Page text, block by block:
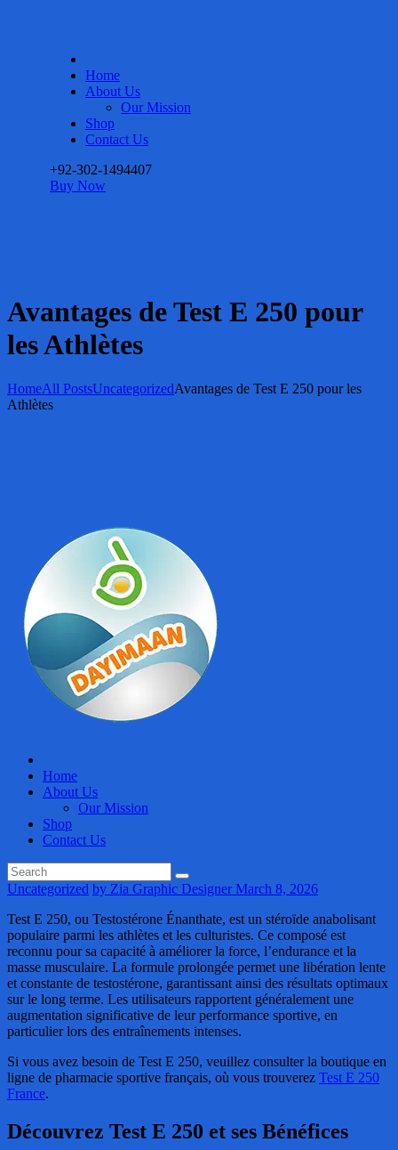
Home
About Us
Our Mission
Shop
Contact Us
+92-302-1494407
Buy Now
Avantages de Test E 250 pour
les Athlètes
HomeAll PostsUncategorizedAvantages de Test E 250 pour les
Athlètes
Home
About Us
Our Mission
Shop
Contact Us
Uncategorized by Zia Graphic Designer March 8, 2026
Test E 250, ou Testostérone Énanthate, est un stéroïde anabolisant
populaire parmi les athlètes et les culturistes. Ce composé est
reconnu pour sa capacité à améliorer la force, l’endurance et la
masse musculaire. La formule prolongée permet une libération lente
et constante de testostérone, garantissant ainsi des résultats optimaux
sur le long terme. Les utilisateurs rapportent généralement une
augmentation significative de leur performance sportive, en
particulier lors des entraînements intenses.
Si vous avez besoin de Test E 250, veuillez consulter la boutique en
ligne de pharmacie sportive français, où vous trouverez Test E 250
France.
Découvrez Test E 250 et ses Bénéfices